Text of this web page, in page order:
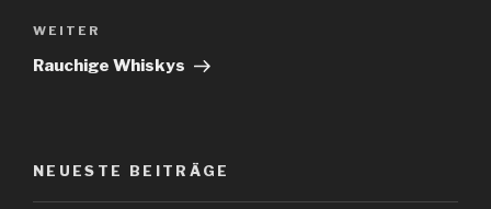
Nächster
Beitrag
WEITER
Rauchige Whiskys
NEUESTE BEITRÄGE